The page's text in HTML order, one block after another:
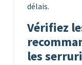
délais.
Vérifiez
les